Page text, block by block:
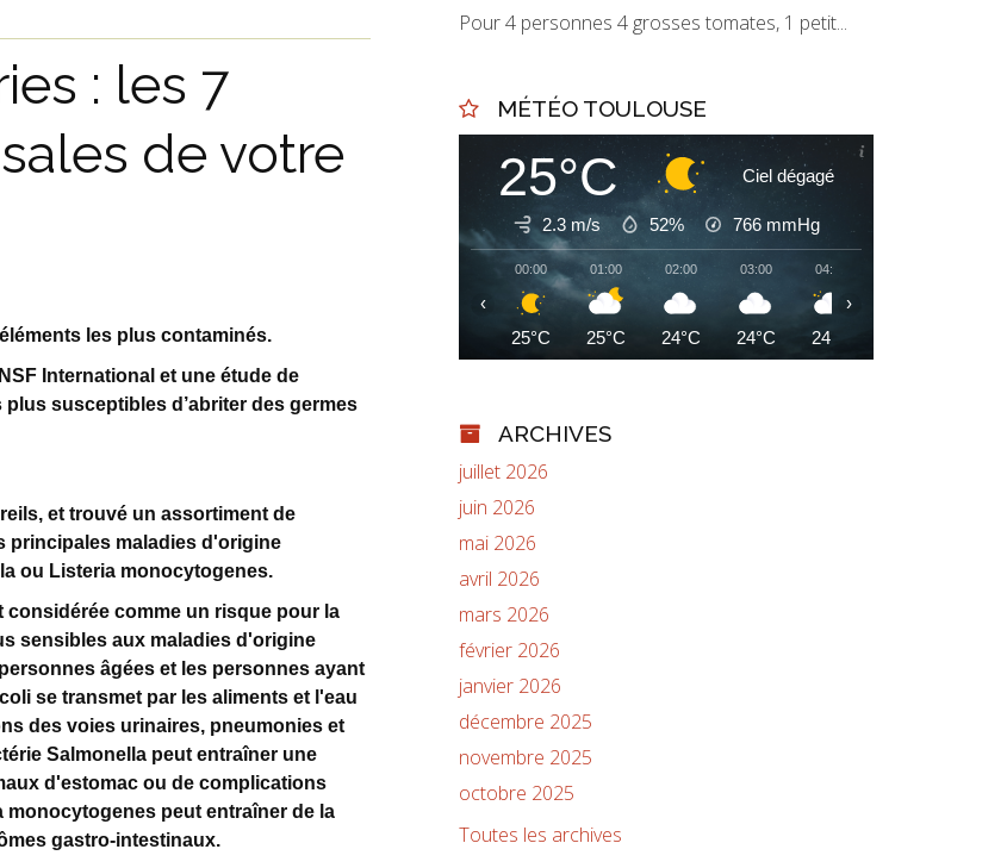
: les 7
de votre
les plus contaminés.
International et une étude de
susceptibles d’abriter des germes
et trouvé un assortiment de
principales maladies d'origine
ou Listeria monocytogenes.
considérée comme un risque pour la
sensibles aux maladies d'origine
âgées et les personnes ayant
se transmet par les aliments et l'eau
des voies urinaires, pneumonies et
Salmonella peut entraîner une
d'estomac ou de complications
peut entraîner de la
gastro-intestinaux.
Pour 4 personnes 4 grosses tomates, 1 petit...
MÉTÉO TOULOUSE
25°C Ciel dégagé
2.3 m/s 52% 766 mmHg
00:00
25°C
01:00
25°C
02:00
24°C
03:00
24°C
04:00
24°C
‹ ›
ARCHIVES
juillet 2026
juin 2026
mai 2026
avril 2026
mars 2026
février 2026
janvier 2026
décembre 2025
novembre 2025
octobre 2025
Toutes les archives